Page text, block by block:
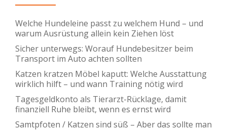
Welche Hundeleine passt zu welchem Hund – und
warum Ausrüstung allein kein Ziehen löst
Sicher unterwegs: Worauf Hundebesitzer beim
Transport im Auto achten sollten
Katzen kratzen Möbel kaputt: Welche Ausstattung
wirklich hilft – und wann Training nötig wird
Tagesgeldkonto als Tierarzt-Rücklage, damit
finanziell Ruhe bleibt, wenn es ernst wird
Samtpfoten / Katzen sind süß – Aber das sollte man